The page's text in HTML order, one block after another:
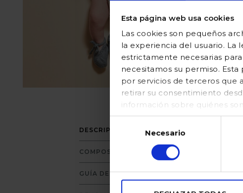
Esta página web usa cookies
Las cookies son pequeños
la experiencia del usuario. La
estrictamente necesarias
necesitamos su permiso.
por servicios de terceros que
retirar su consentimiento
información sobre quiénes
en nuestraPolítica de cookies
de
consentimiento
Necesario
DESCRIPCIÓN
COMPOSICIÓN
GUÍA DE TALLAS